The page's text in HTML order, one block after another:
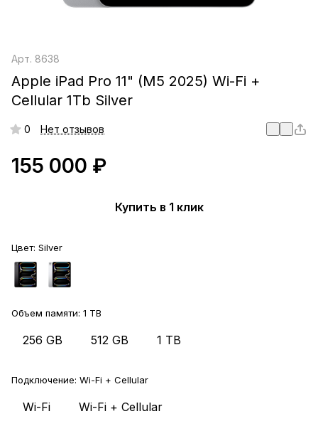
Арт. 8638
Apple iPad Pro 11" (M5 2025) Wi-Fi +
Cellular 1Tb Silver
0 Нет отзывов
155 000 ₽
Купить в 1 клик
Цвет: Silver
Объем памяти: 1 TB
256 GB 512 GB 1 TB
Подключение: Wi-Fi + Cellular
Wi-Fi Wi-Fi + Cellular